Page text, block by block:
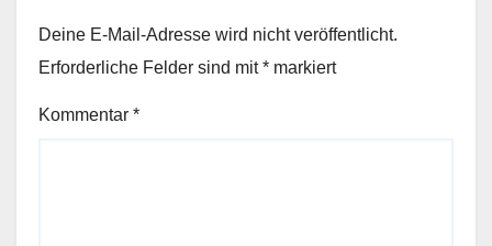
Deine E-Mail-Adresse wird nicht veröffentlicht.
Erforderliche Felder sind mit* markiert
Kommentar *